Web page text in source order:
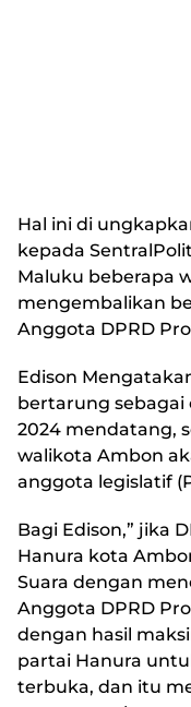
Hal ini di
kepada
Maluku beberapa
mengembalikan
Anggota DPRD
Edison
bertarung sebagai
2024 mendatang,
walikota Ambon
anggota legislatif
Bagi Edison,” jika
Hanura kota
Suara dengan
Anggota DPRD
dengan hasil
partai Hanura
terbuka, dan itu